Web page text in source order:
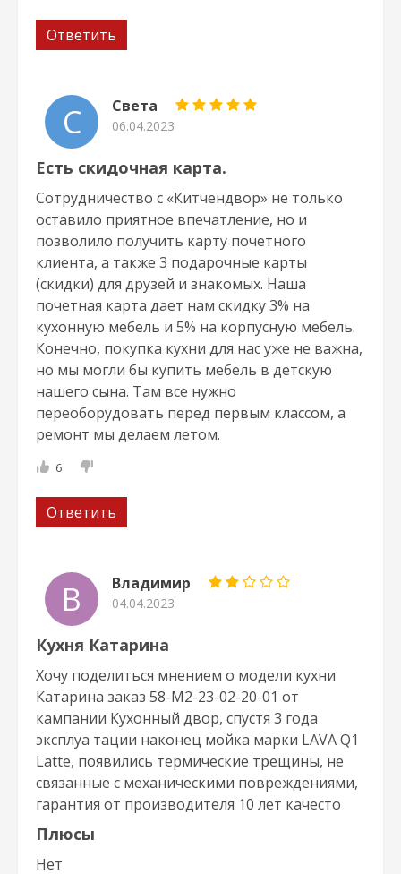
Ответить
С Света
06.04.2023
Есть скидочная карта.
Сотрудничество с «Китчендвор» не только
оставило приятное впечатление, но и
позволило получить карту почетного
клиента, а также 3 подарочные карты
(скидки) для друзей и знакомых. Наша
почетная карта дает нам скидку 3% на
кухонную мебель и 5% на корпусную мебель.
Конечно, покупка кухни для нас уже не важна,
но мы могли бы купить мебель в детскую
нашего сына. Там все нужно
переоборудовать перед первым классом, а
ремонт мы делаем летом.
6
Ответить
В Владимир
04.04.2023
Кухня Катарина
Хочу поделиться мнением о модели кухни
Катарина заказ 58-М2-23-02-20-01 от
кампании Кухонный двор, спустя 3 года
эксплуа тации наконец мойка марки LAVA Q1
Latte, появились термические трещины, не
связанные с механическими повреждениями,
гарантия от производителя 10 лет качесто
Плюсы
Нет